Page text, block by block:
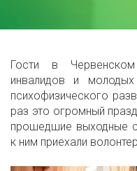
Гости в
инвалидов и
психофизического
раз это огромный
прошедшие выходные
к ним приехали